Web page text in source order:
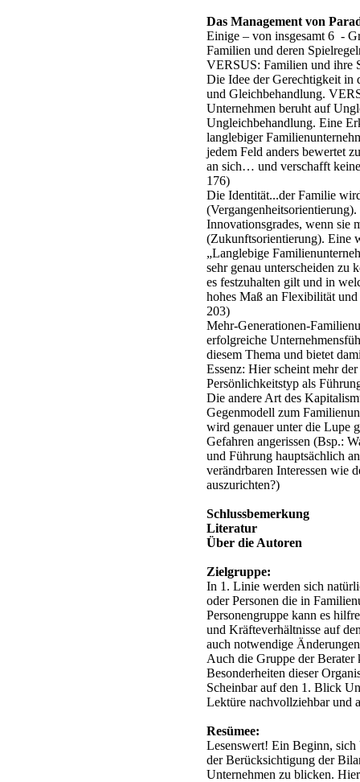
Das Management von
Einige – von insgesamt 6 -
Familien und deren
VERSUS: Familien und ihre
Die Idee der Gerechtigkeit in
und Gleichbehandlung.
Unternehmen beruht auf
Ungleichbehandlung. Eine
langlebiger
jedem Feld anders bewertet
an sich… und verschafft
176)
Die Identität...der Familie
Innovationsgrades, wenn sie
(Zukunftsorientierung). Eine
„Langlebige
sehr genau unterscheiden zu
es festzuhalten gilt und in
hohes Maß an Flexibilität
203)
Mehr-Generationen-
erfolgreiche
diesem Thema und bietet
Essenz: Hier scheint mehr
Persönlichkeitstyp als
Die andere Art des
Gegenmodell zum
wird genauer unter die Lupe
Gefahren angerissen (Bsp.:
und Führung hauptsächlich
verändrbaren Interessen wie
auszurichten?)
Schlussbemerkung
Literatur
Über die Autoren
Zielgruppe:
In 1. Linie werden sich
oder Personen die in
Personengruppe kann es
und Kräfteverhältnisse auf
auch notwendige
Auch die Gruppe der
Besonderheiten dieser
Scheinbar auf den 1. Blick
Lektüre nachvollziehbar und
Resümee:
Lesenswert! Ein Beginn, sich
der Berücksichtigung der
Unternehmen zu blicken.